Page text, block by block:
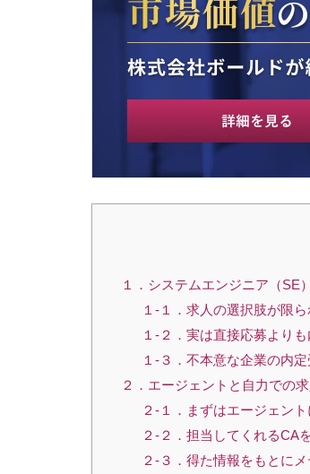
１．システムエンジニア（SE
１-１．求人の選択肢が限ら
１-２．実は直接応募より
１-３．不本意な企業の内
２．エージェントと自力での
２-１．まずはエージェン
２-２．担当してくれるCA
２-３．得た情報をもとに